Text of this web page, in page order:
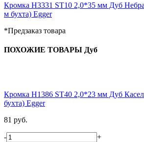
Кромка H3331 ST10 2,0*35 мм Дуб
м бухта) Egger
*Предзаказ товара
ПОХОЖИЕ ТОВАРЫ Дуб
Кромка H1386 ST40 2,0*23 мм Дуб
бухта) Egger
81 руб.
-
+